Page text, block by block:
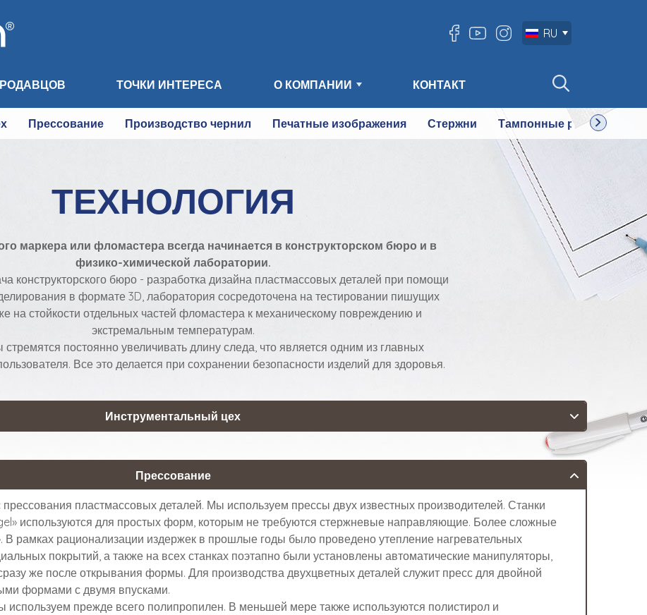
RU
ТОЧКИ ИНТЕРЕСА О КОМПАНИИ КОНТАКТ
Прессование Производство чернил Печатные изображения Стержни Тампонные резервуары
ТЕХНОЛОГИЯ
маркера или фломастера всегда начинается в конструкторском бюро и в
физико-химической лаборатории.
конструкторского бюро - разработка дизайна пластмассовых деталей при помощи
в формате 3D, лаборатория сосредоточена на тестировании пишущих
на стойкости отдельных частей фломастера к механическому повреждению и
экстремальным температурам.
постоянно увеличивать длину следа, что является одним из главных
Все это делается при сохранении безопасности изделий для здоровья.
Инструментальный цех
Прессование
пластмассовых деталей. Мы используем прессы двух известных производителей. Станки
используются для простых форм, которым не требуются стержневые направляющие. Более сложные
рамках рационализации издержек в прошлые годы было проведено утепление нагревательных
покрытий, а также на всех станках поэтапно были установлены автоматические манипуляторы,
же после открывания формы. Для производства двухцветных деталей служит пресс для двойной
формами с двумя впусками.
используем прежде всего полипропилен. В меньшей мере также используются полистирол и